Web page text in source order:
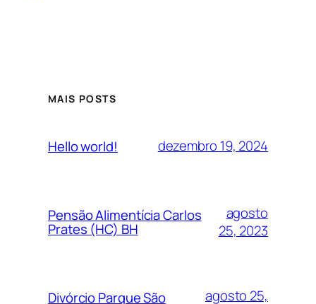
MAIS POSTS
Hello world! dezembro 19, 2024
Pensão Alimentícia Carlos
Prates (HC) BH
agosto
25, 2023
Divórcio Parque São
agosto 25,